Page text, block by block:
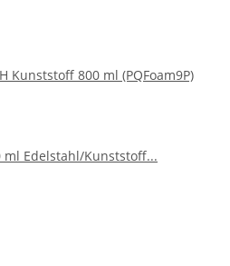
Kunststoff 800 ml (PQFoam9P)